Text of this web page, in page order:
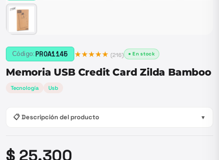
Código: PROA1145 ★★★★★ (216) ● En stock
Memoria USB Credit Card Zilda Bamboo
Tecnología Usb
📋 Descripción del producto ▼
$ 25.300